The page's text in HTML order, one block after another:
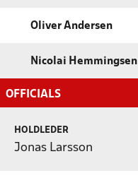
Oliver Andersen
Nicolai Hemmingsen
OFFICIALS
HOLDLEDER
Jonas Larsson